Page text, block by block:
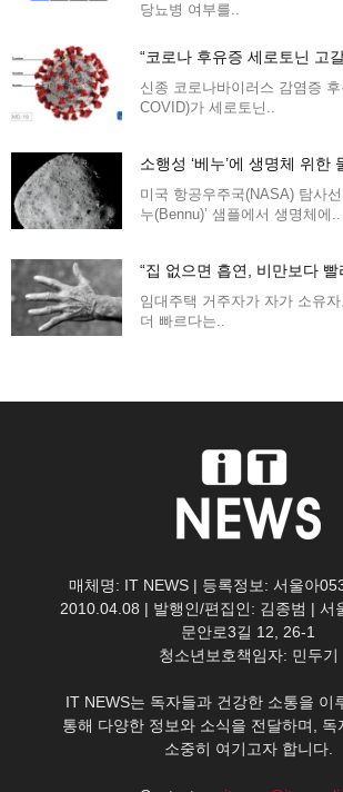
당뇨병 여부를..
“코로나 후유증 세로토닌 고
신종 코로나바이러스 감염증
COVID)가 세로토닌..
소행성 ‘베누’에 생명체 위한
미국 항공우주국(NASA) 탐사
누(Bennu)’ 샘플에서 생명체에..
“집 없으면 흡연, 비만보다 빨
임대주택 거주자가 자가 소유
더 빠르다는..
매체명: IT NEWS | 등록정보: 서울아
2010.04.08 | 발행인/편집인: 김종범 | 서
문안로3길 12, 26-1
청소년보호책임자: 민두기
IT NEWS는 독자들과 건강한 소통을 이
통해 다양한 정보와 소식을 전달하며, 독
소중히 여기고자 합니다.